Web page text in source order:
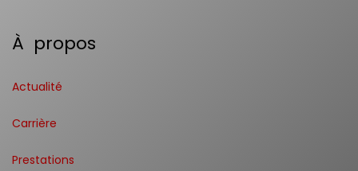
À propos
Actualité
Carrière
Prestations